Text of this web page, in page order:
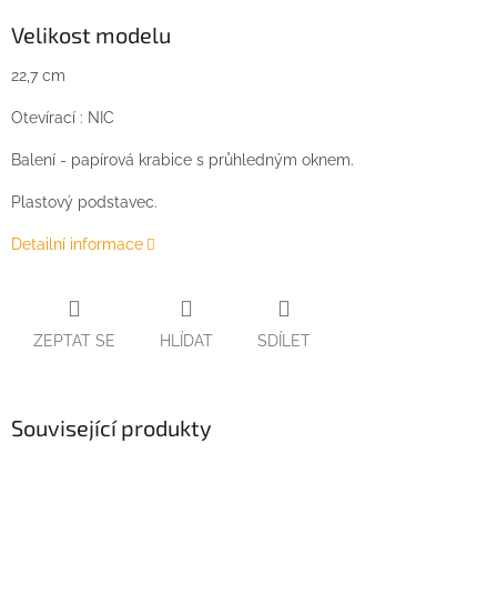
Velikost modelu
22,7 cm
Otevírací : NIC
Balení - papírová krabice s průhledným oknem.
Plastový podstavec.
Detailní informace
ZEPTAT SE HLÍDAT SDÍLET
Související produkty